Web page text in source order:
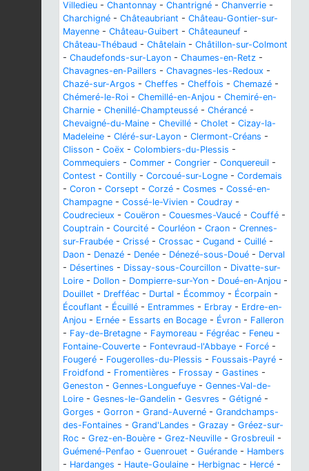
Villedieu - Chantonnay - Chantrigné - Chanverrie -
Charchigné - Châteaubriant - Château-Gontier-sur-
Mayenne - Château-Guibert - Châteauneuf -
Château-Thébaud - Châtelain - Châtillon-sur-Colmont
- Chaudefonds-sur-Layon - Chaumes-en-Retz -
Chavagnes-en-Paillers - Chavagnes-les-Redoux -
Chazé-sur-Argos - Cheffes - Cheffois - Chemazé -
Chémeré-le-Roi - Chemillé-en-Anjou - Chemiré-en-
Charnie - Chenillé-Champteussé - Chérancé -
Chevaigné-du-Maine - Chevillé - Cholet - Cizay-la-
Madeleine - Cléré-sur-Layon - Clermont-Créans -
Clisson - Coëx - Colombiers-du-Plessis -
Commequiers - Commer - Congrier - Conquereuil -
Contest - Contilly - Corcoué-sur-Logne - Cordemais
- Coron - Corsept - Corzé - Cosmes - Cossé-en-
Champagne - Cossé-le-Vivien - Coudray -
Coudrecieux - Couëron - Couesmes-Vaucé - Couffé -
Couptrain - Courcité - Courléon - Craon - Crennes-
sur-Fraubée - Crissé - Crossac - Cugand - Cuillé -
Daon - Denazé - Denée - Dénezé-sous-Doué - Derval
- Désertines - Dissay-sous-Courcillon - Divatte-sur-
Loire - Dollon - Dompierre-sur-Yon - Doué-en-Anjou -
Douillet - Drefféac - Durtal - Écommoy - Écorpain -
Écouflant - Écuillé - Entrammes - Erbray - Erdre-en-
Anjou - Ernée - Essarts en Bocage - Évron - Falleron
- Fay-de-Bretagne - Faymoreau - Fégréac - Feneu -
Fontaine-Couverte - Fontevraud-l'Abbaye - Forcé -
Fougeré - Fougerolles-du-Plessis - Foussais-Payré -
Froidfond - Fromentières - Frossay - Gastines -
Geneston - Gennes-Longuefuye - Gennes-Val-de-
Loire - Gesnes-le-Gandelin - Gesvres - Gétigné -
Gorges - Gorron - Grand-Auverné - Grandchamps-
des-Fontaines - Grand'Landes - Grazay - Gréez-sur-
Roc - Grez-en-Bouère - Grez-Neuville - Grosbreuil -
Guémené-Penfao - Guenrouet - Guérande - Hambers
- Hardanges - Haute-Goulaine - Herbignac - Hercé -